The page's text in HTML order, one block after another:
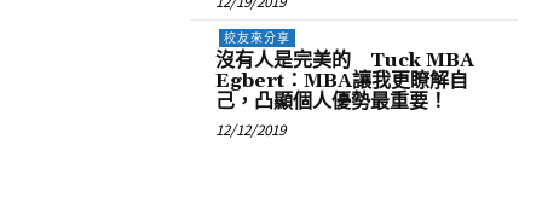
校友來分享
沒有人是完美的 Tuck MBA
Egbert：MBA讓我更瞭解自
己，凸顯個人優勢最重要！
12/12/2019